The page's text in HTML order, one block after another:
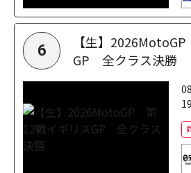
6
【生】
GP 全クラス決勝